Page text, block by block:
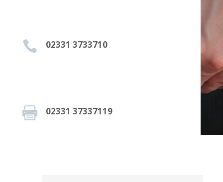
 02331 3733710
 02331 37337119